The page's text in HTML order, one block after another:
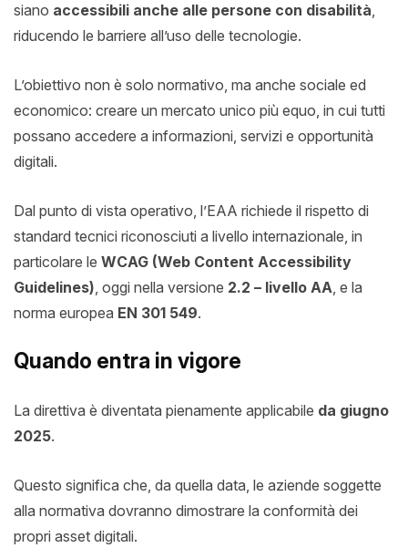
siano accessibili anche alle persone con disabilità,
riducendo le barriere all’uso delle tecnologie.
L’obiettivo non è solo normativo, ma anche sociale ed
economico: creare un mercato unico più equo, in cui tutti
possano accedere a informazioni, servizi e opportunità
digitali.
Dal punto di vista operativo, l’EAA richiede il rispetto di
standard tecnici riconosciuti a livello internazionale, in
particolare le WCAG (Web Content Accessibility
Guidelines), oggi nella versione 2.2 – livello AA, e la
norma europea EN 301 549.
Quando entra in vigore
La direttiva è diventata pienamente applicabile da giugno
2025.
Questo significa che, da quella data, le aziende soggette
alla normativa dovranno dimostrare la conformità dei
propri asset digitali.